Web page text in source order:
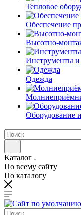
Тепловое
Обеспечение
Высотно-
Инструменты и
Одежда
Оборудование
Каталог
По всему сайту
По каталогу